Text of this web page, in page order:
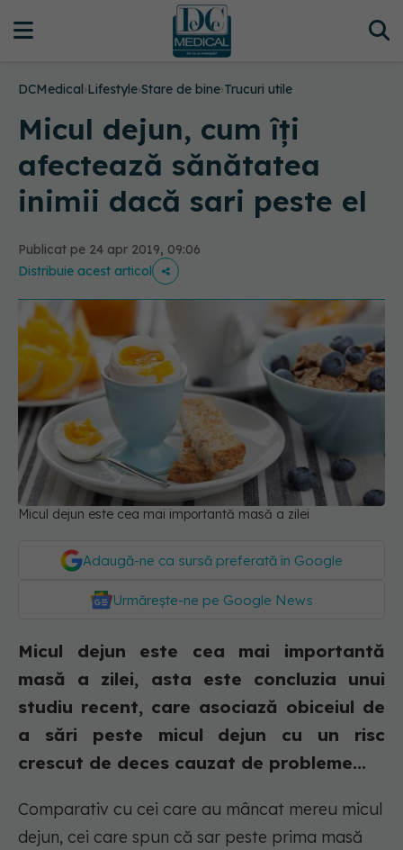
DCMedical›Lifestyle›Stare de bine›Trucuri utile
Micul dejun, cum îți
afectează sănătatea
inimii dacă sari peste el
Publicat pe 24 apr 2019, 09:06
Distribuie acest articol
Micul dejun este cea mai importantă masă a zilei
Adaugă-ne ca sursă preferată în Google
Urmărește-ne pe Google News
Micul dejun este cea mai importantă
masă a zilei, asta este concluzia unui
studiu recent, care asociază obiceiul de
a sări peste micul dejun cu un risc
crescut de deces cauzat de probleme...
Comparativ cu cei care au mâncat mereu micul
dejun, cei care spun că sar peste prima masă